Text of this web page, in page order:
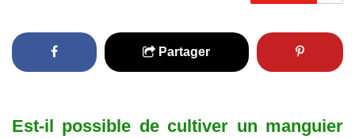
Partager
Est-il possible de cultiver un manguier